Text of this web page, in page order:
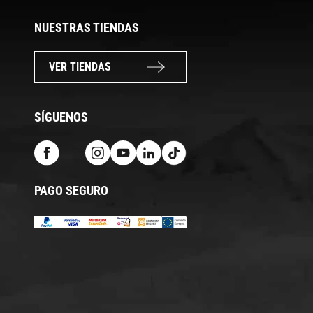
NUESTRAS TIENDAS
VER TIENDAS
SÍGUENOS
PAGO SEGURO